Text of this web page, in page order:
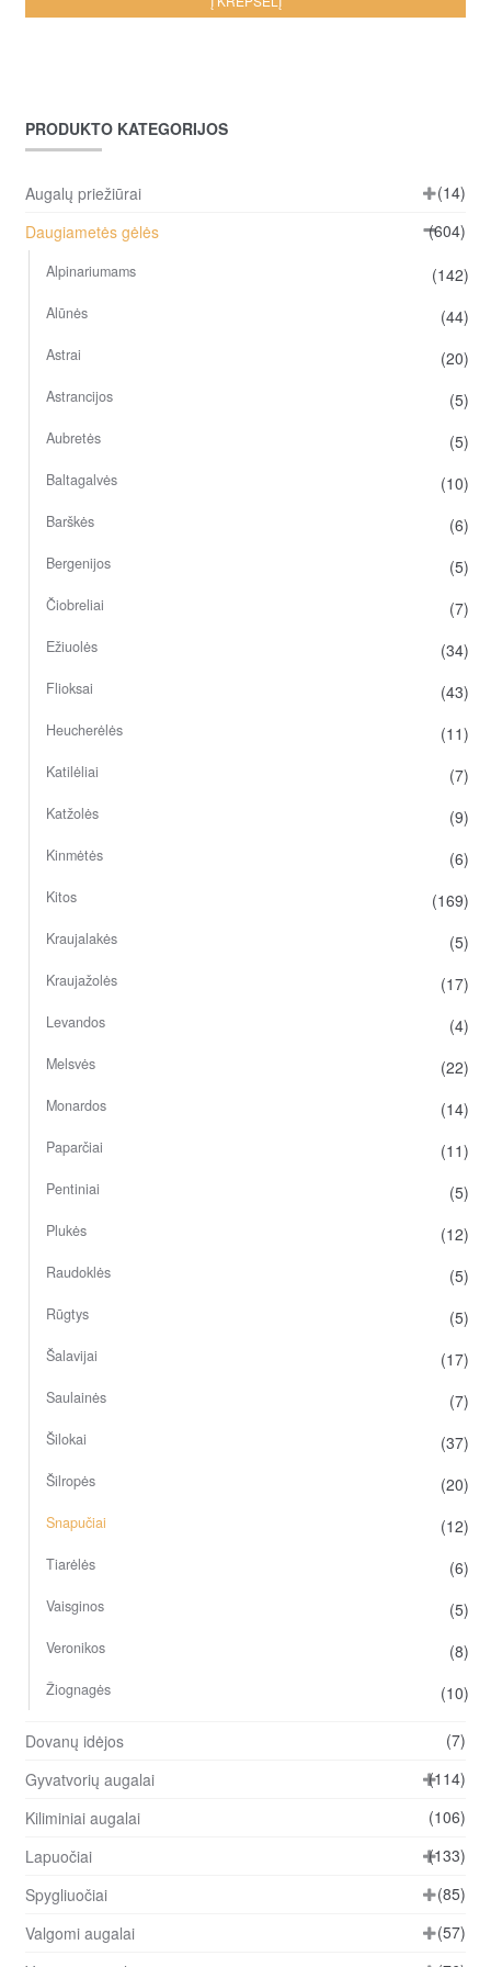
PRODUKTO KATEGORIJOS
Augalų priežiūrai
(14)
Daugiametės gėlės
(604)
Alpinariumams (142)
Alūnės (44)
Astrai (20)
Astrancijos (5)
Aubretės (5)
Baltagalvės (10)
Barškės (6)
Bergenijos (5)
Čiobreliai (7)
Ežiuolės (34)
Flioksai (43)
Heucherėlės (11)
Katilėliai (7)
Katžolės (9)
Kinmėtės (6)
Kitos (169)
Kraujalakės (5)
Kraujažolės (17)
Levandos (4)
Melsvės (22)
Monardos (14)
Paparčiai (11)
Pentiniai (5)
Plukės (12)
Raudoklės (5)
Rūgtys (5)
Šalavijai (17)
Saulainės (7)
Šilokai (37)
Šilropės (20)
Snapučiai (12)
Tiarėlės (6)
Vaisginos (5)
Veronikos (8)
Žiognagės (10)
Dovanų idėjos
(7)
Gyvatvorių augalai
(114)
Kiliminiai augalai
(106)
Lapuočiai
(133)
Spygliuočiai
(85)
Valgomi augalai
(57)